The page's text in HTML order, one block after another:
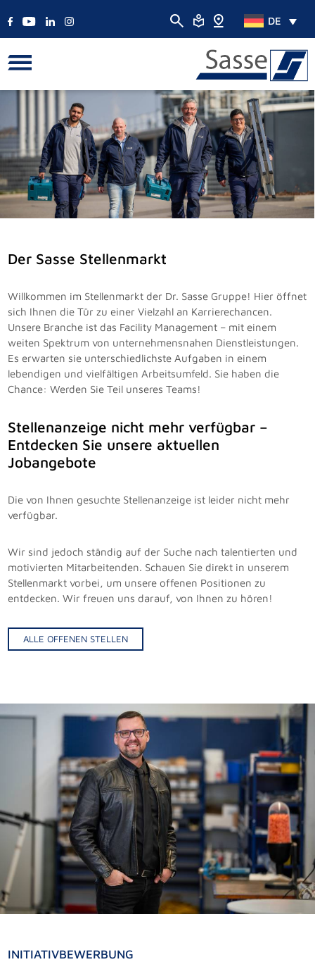
DE
Der Sasse Stellenmarkt
Willkommen im Stellenmarkt der Dr. Sasse Gruppe! Hier öffnet
sich Ihnen die Tür zu einer Vielzahl an Karrierechancen.
Unsere Branche ist das Facility Management – mit einem
weiten Spektrum von unternehmensnahen Dienstleistungen.
Es erwarten sie unterschiedlichste Aufgaben in einem
lebendigen und vielfältigen Arbeitsumfeld. Sie haben die
Chance: Werden Sie Teil unseres Teams!
Stellenanzeige nicht mehr verfügbar –
Entdecken Sie unsere aktuellen
Jobangebote
Die von Ihnen gesuchte Stellenanzeige ist leider nicht mehr
verfügbar.
Wir sind jedoch ständig auf der Suche nach talentierten und
motivierten Mitarbeitenden. Schauen Sie direkt in unserem
Stellenmarkt vorbei, um unsere offenen Positionen zu
entdecken. Wir freuen uns darauf, von Ihnen zu hören!
ALLE OFFENEN STELLEN
INITIATIVBEWERBUNG